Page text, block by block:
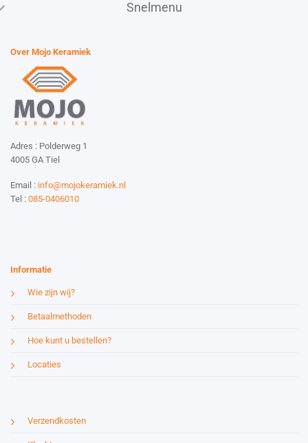
Snelmenu
Over Mojo Keramiek
Adres : Polderweg 1
4005 GA Tiel
Email : info@mojokeramiek.nl
Tel : 085-0406010
Informatie
Wie zijn wij?
Betaalmethoden
Hoe kunt u bestellen?
Locaties
Verzendkosten